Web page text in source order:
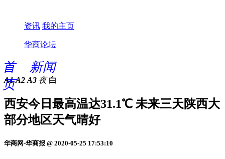
资讯 我的主页
华商论坛
首
页
新闻
A1 A2 A3 夜 白
西安今日最高温达31.1℃ 未来三天陕西大
部分地区天气晴好
华商网-华商报 @ 2020-05-25 17:53:10